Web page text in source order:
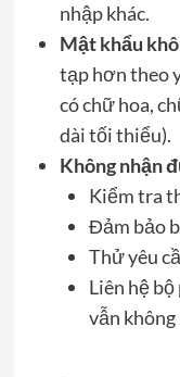
nhập khác.
Mật khẩu
tạp hơn theo
có chữ hoa,
dài tối thiểu).
Không nhận
Kiểm tra
Đảm bảo
Thử yêu
Liên hệ
vẫn